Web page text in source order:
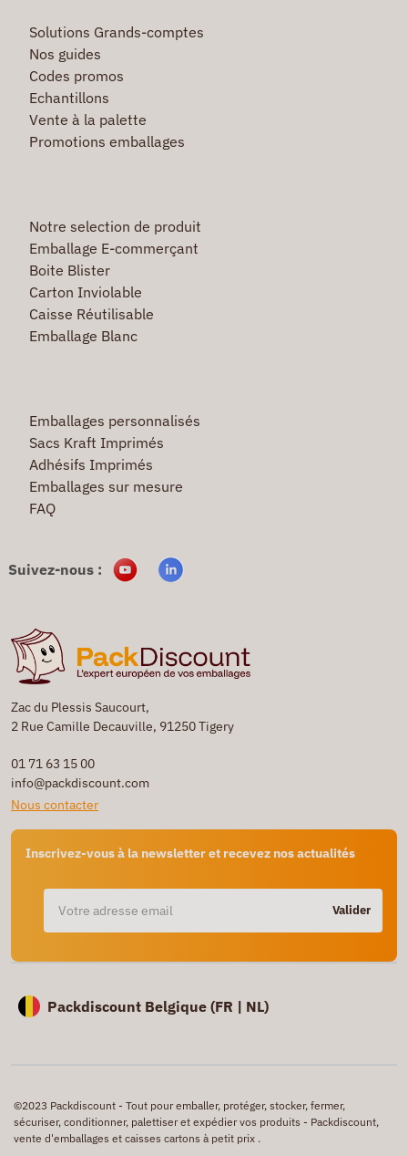
Zac du Plessis Saucourt,
2 Rue Camille Decauville, 91250 Tigery
01 71 63 15 00
info@packdiscount.com
Nous contacter
Inscrivez-vous à la newsletter et recevez nos actualités
Valider
Solutions Grands-comptes
Nos guides
Codes promos
Echantillons
Vente à la palette
Promotions emballages
Notre selection de produit
Emballage E-commerçant
Boite Blister
Carton Inviolable
Caisse Réutilisable
Emballage Blanc
Emballages personnalisés
Sacs Kraft Imprimés
Adhésifs Imprimés
Emballages sur mesure
FAQ
Suivez-nous :
Packdiscount Belgique (FR | NL)
©2023 Packdiscount - Tout pour emballer, protéger, stocker, fermer,
sécuriser, conditionner, palettiser et expédier vos produits - Packdiscount,
vente d'emballages et caisses cartons à petit prix .